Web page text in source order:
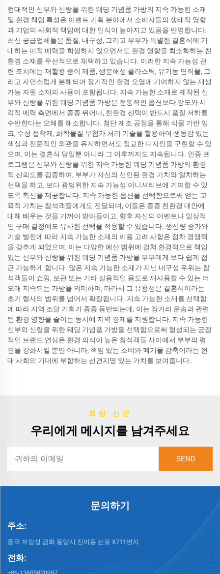
현대적인 신부와 신랑을 위한 웨딩 기념품 가방의 지속 가능한 소재
및 환경 책임 특성은 이벤트 기획 분야에서 소비자들의 생태적 영향
과 기업의 사회적 책임에 대한 인식이 높아지고 있음을 반영합니다.
최신 공급업체들은 품질, 내구성, 그리고 부부가 특별한 결혼식에 기
대하는 미적 매력을 희생하지 않으면서도 환경 영향을 최소화하는 친
환경 소재를 우선적으로 채택하고 있습니다. 이러한 지속 가능성 관
련 조치에는 재활용 종이 제품, 생분해성 플라스틱, 유기농 면직물, 그
리고 자연스럽게 분해되어 장기적인 환경 오염에 기여하지 않는 재생
가능 자원 소재의 사용이 포함됩니다. 지속 가능한 소재로 제작된 신
부와 신랑을 위한 웨딩 기념품 가방은 전통적인 옵션보다 강도와 시
각적 매력 측면에서 종종 뛰어나, 친환경 선택이 반드시 품질 저하를
수반한다는 오해를 해소합니다. 첨단 제조 공정을 통해 식물 기반 잉
크, 수성 접착제, 화학물질 무첨가 처리 기술을 활용하여 생동감 있는
색상과 전문적인 외관을 유지하면서도 정교한 디자인을 구현할 수 있
으며, 이는 결혼식 당일뿐 아니라 그 이후까지도 지속됩니다. 인증 프
로그램은 신부와 신랑을 위한 지속 가능한 웨딩 기념품 가방의 환경
적 신뢰도를 검증하여, 부부가 자신의 선언된 환경 가치와 일치하는
선택을 하고, 보다 광범위한 지속 가능성 이니셔티브에 기여할 수 있
도록 확신을 제공합니다. 지속 가능한 옵션을 선택함으로써 얻는 교
육적 가치는 참석객들에게도 전달되며, 이들은 종종 친환경 대안에
대해 배우는 것을 기꺼이 받아들이고, 향후 자신의 이벤트나 일상적
인 구매 결정에도 유사한 선택을 적용할 수 있습니다. 생산량 증가와
기술 발전에 따라 지속 가능한 소재의 비용 고려 사항은 점차 경쟁력
을 갖추게 되었으며, 이는 다양한 예산 범위에 걸쳐 환경적으로 책임
있는 신부와 신랑을 위한 웨딩 기념품 가방을 부부에게 보다 쉽게 접
근 가능하게 합니다. 많은 지속 가능한 소재가 지닌 내구성 우위는 참
석객들이 쇼핑, 보관 또는 기타 실용적인 용도로 재사용할 수 있는 더
오래 지속되는 가방을 의미하며, 따라서 그 유용성은 결혼식이라는
초기 행사의 범위를 넘어서 확장됩니다. 지속 가능한 소재를 선택함
에 따라 지역 조달 기회가 종종 동반되는데, 이는 장거리 운송과 관련
된 환경 영향을 줄이는 동시에 지역 경제를 지원합니다. 지속 가능한
신부와 신랑을 위한 웨딩 기념품 가방을 선택함으로써 형성되는 긍정
적인 브랜드 연상은 환경 의식이 높은 참석객들 사이에서 부부의 평
판을 강화시킬 뿐만 아니라, 책임 있는 소비와 폐기물 감축이라는 현
대 사회의 기대에 부합하는 선견지명 있는 가치를 보여줍니다.
회람 신문
우리에게 메시지를 남겨주세요
문의하기
주소:
중국 저장성 금화 동양시 진이동 선로 X711번지
전화: